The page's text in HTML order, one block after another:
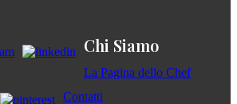
Chi Siamo
La Pagina dello Chef
Contatti